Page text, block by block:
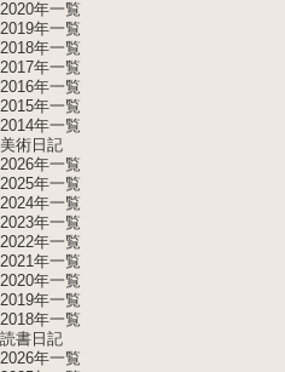
2020年一覧
2019年一覧
2018年一覧
2017年一覧
2016年一覧
2015年一覧
2014年一覧
美術日記
2026年一覧
2025年一覧
2024年一覧
2023年一覧
2022年一覧
2021年一覧
2020年一覧
2019年一覧
2018年一覧
読書日記
2026年一覧